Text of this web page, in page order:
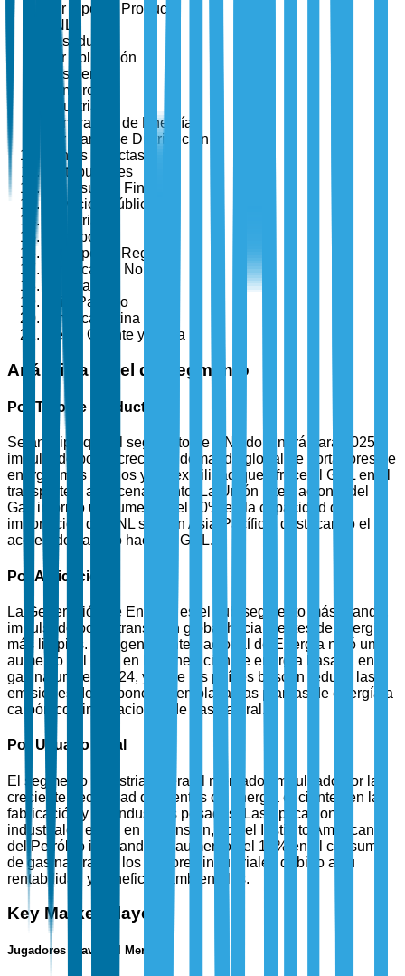
Por Tipo de Producto
GNL
Gasoducto
Por Aplicación
Residencial
Comercial
Industrial
Generación de Energía
Por Canal de Distribución
Ventas Directas
Distribuidores
Por Usuario Final
Servicios Públicos
Industrial
Transporte
Por Tipo de Región
América del Norte
Europa
Asia-Pacífico
América Latina
Medio Oriente y África
Análisis a Nivel de Segmento
Por Tipo de Producto
Se anticipa que el segmento de GNL dominará para 2025,
impulsado por la creciente demanda global de portadores de
energía más limpios y la flexibilidad que ofrece el GNL en el
transporte y almacenamiento. La Unión Internacional del
Gas informó un aumento del 30% en la capacidad de
importación de GNL solo en Asia-Pacífico, destacando el
acelerado cambio hacia el GNL.
Por Aplicación
La Generación de Energía es el sub-segmento más grande,
impulsado por la transición global hacia fuentes de energía
más limpias. La Agencia Internacional de Energía notó un
aumento del 25% en la generación de energía basada en
gas natural en 2024, ya que los países buscan reducir las
emisiones de carbono y reemplazar las plantas de energía a
carbón con instalaciones de gas natural.
Por Usuario Final
El segmento Industrial lidera el mercado, impulsado por la
creciente necesidad de fuentes de energía eficientes en la
fabricación y las industrias pesadas. Las aplicaciones
industriales están en expansión, con el Instituto Americano
del Petróleo indicando un aumento del 15% en el consumo
de gas natural en los sectores industriales debido a su
rentabilidad y beneficios ambientales.
Key Market Players
Jugadores Clave del Mercado